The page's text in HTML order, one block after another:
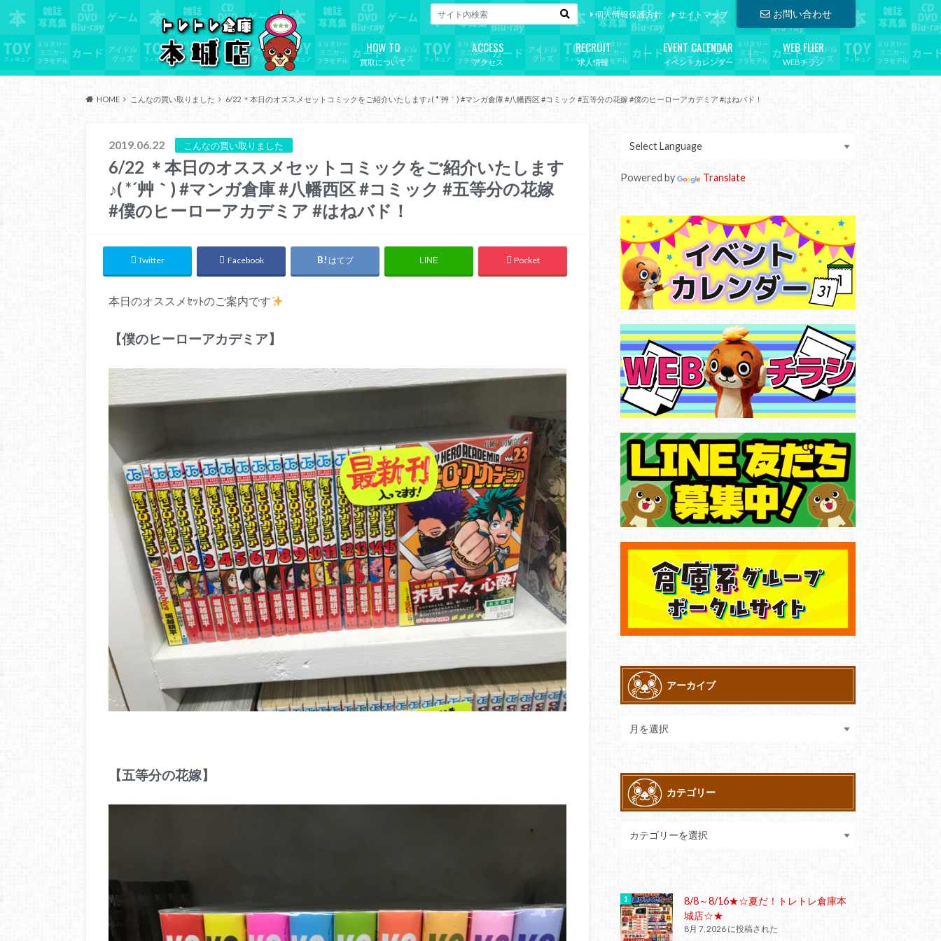
お問い合わせ
個人情報保護方針 サイトマップ
買取について
HOW TO
アクセス
ACCESS
求人情報
RECRUIT
イベントカレンダー
EVENT CALENDAR
WEBチラシ
WEB FLIER
HOME こんなの買い取りました 6/22 ＊本日のオススメセットコミックをご紹介いたします♪( *´艸｀) #マンガ倉庫 #八幡西区 #コミック #五等分の花嫁 #僕のヒーローアカデミア #はねバド！
2019.06.22 こんなの買い取りました
6/22 ＊本日のオススメセットコミックをご紹介いたします
♪( *´艸｀) #マンガ倉庫 #八幡西区 #コミック #五等分の花嫁
#僕のヒーローアカデミア #はねバド！
Twitter Facebook はてブ LINE Pocket
本日のオススメｾｯﾄのご案内です
【僕のヒーローアカデミア】
【五等分の花嫁】
Powered by Translate
アーカイブ
カテゴリー
8/8～8/16★☆夏だ！トレトレ倉庫本
城店☆★
8月 7, 2026 に投稿された